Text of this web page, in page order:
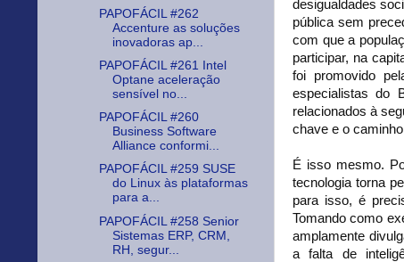
desigualdades
pública sem
com que a
participar, na
foi promovido
especialistas do
relacionados à
chave e o
É isso mesmo.
tecnologia torna
para isso, é
Tomando como
amplamente
a falta de
PAPOFÁCIL #262
Accenture as soluções
inovadoras ap...
PAPOFÁCIL #261 Intel
Optane aceleração
sensível no...
PAPOFÁCIL #260
Business Software
Alliance conformi...
PAPOFÁCIL #259 SUSE
do Linux às plataformas
para a...
PAPOFÁCIL #258 Senior
Sistemas ERP, CRM,
RH, segur...